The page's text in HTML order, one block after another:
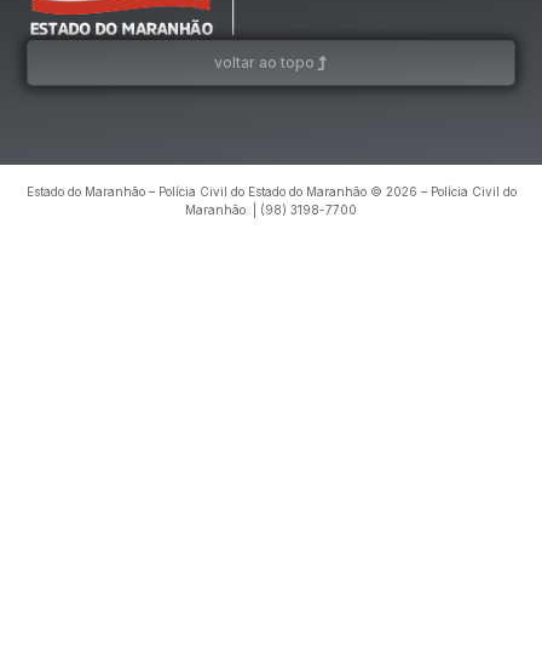
voltar ao topo
Estado do Maranhão – Polícia Civil do Estado do Maranhão © 2026 – Polícia Civil do
Maranhão. | (98) 3198-7700